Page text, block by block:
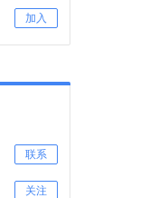
加入
联系
关注